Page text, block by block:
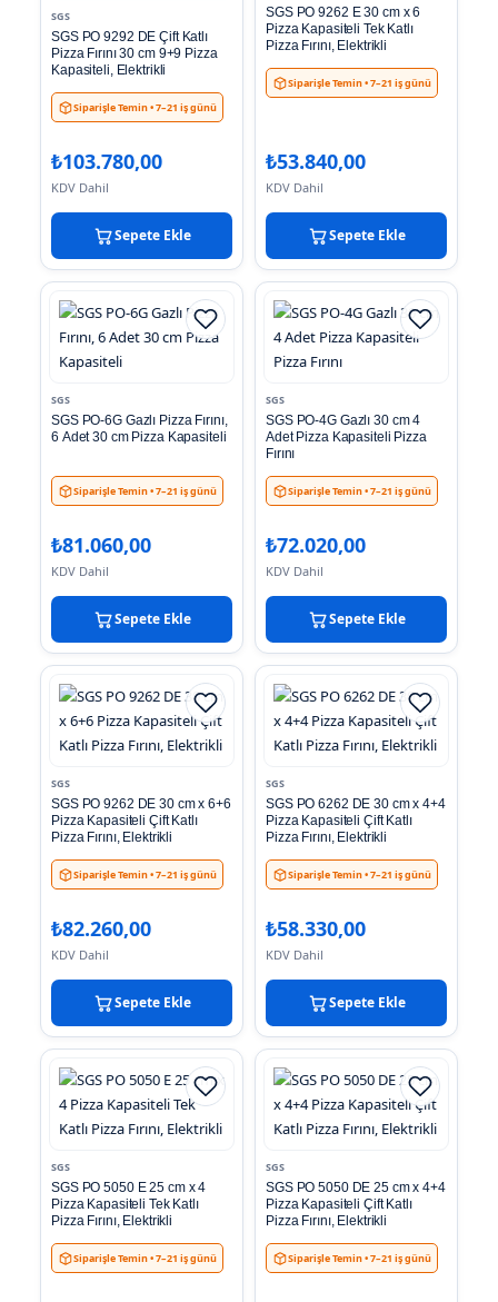
SGS
SGS PO 9292 DE Çift Katlı
Pizza Fırını 30 cm 9+9 Pizza
Kapasiteli, Elektrikli
Siparişle Temin• 7–21 iş günü
₺103.780,00
KDV Dahil
Sepete Ekle
SGS PO 9262 E 30 cm x 6
Pizza Kapasiteli Tek Katlı
Pizza Fırını, Elektrikli
Siparişle Temin• 7–21 iş günü
₺53.840,00
KDV Dahil
Sepete Ekle
SGS
SGS PO-6G Gazlı Pizza Fırını,
6 Adet 30 cm Pizza Kapasiteli
Siparişle Temin• 7–21 iş günü
₺81.060,00
KDV Dahil
Sepete Ekle
SGS
SGS PO-4G Gazlı 30 cm 4
Adet Pizza Kapasiteli Pizza
Fırını
Siparişle Temin• 7–21 iş günü
₺72.020,00
KDV Dahil
Sepete Ekle
SGS
SGS PO 9262 DE 30 cm x 6+6
Pizza Kapasiteli Çift Katlı
Pizza Fırını, Elektrikli
Siparişle Temin• 7–21 iş günü
₺82.260,00
KDV Dahil
Sepete Ekle
SGS
SGS PO 6262 DE 30 cm x 4+4
Pizza Kapasiteli Çift Katlı
Pizza Fırını, Elektrikli
Siparişle Temin• 7–21 iş günü
₺58.330,00
KDV Dahil
Sepete Ekle
SGS
SGS PO 5050 E 25 cm x 4
Pizza Kapasiteli Tek Katlı
Pizza Fırını, Elektrikli
Siparişle Temin• 7–21 iş günü
SGS
SGS PO 5050 DE 25 cm x 4+4
Pizza Kapasiteli Çift Katlı
Pizza Fırını, Elektrikli
Siparişle Temin• 7–21 iş günü